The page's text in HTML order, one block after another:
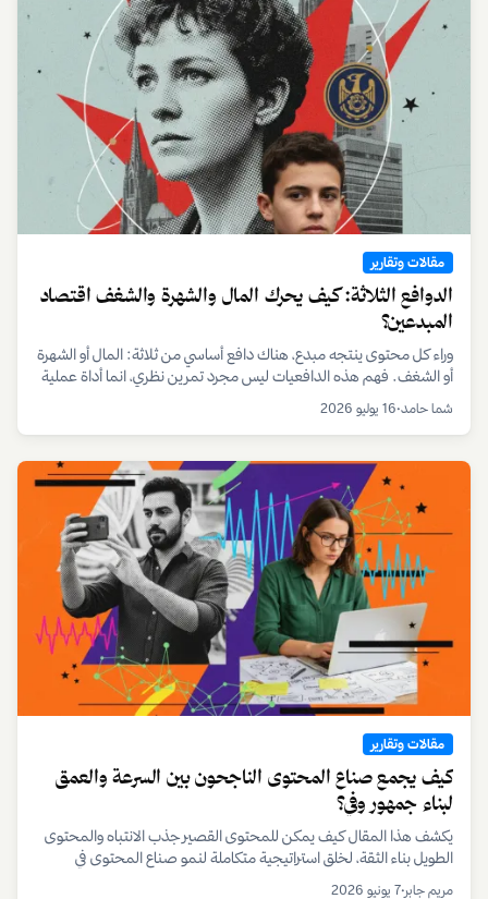
مقالات وتقارير
الدوافع الثلاثة: كيف يحرك المال والشهرة والشغف اقتصاد
المبدعين؟
وراء كل محتوى ينتجه مبدع، هناك دافع أساسي من ثلاثة: المال أو الشهرة
أو الشغف. فهم هذه الدافعيات ليس مجرد تمرين نظري، انما أداة عملية
والاستدامة المهنية.
شما حامد•16 يوليو 2026
مقالات وتقارير
كيف يجمع صناع المحتوى الناجحون بين السرعة والعمق
لبناء جمهور وفي؟
يكشف هذا المقال كيف يمكن للمحتوى القصير جذب الانتباه والمحتوى
الطويل بناء الثقة، لخلق استراتيجية متكاملة لنمو صناع المحتوى في
مريم جابر•7 يونيو 2026